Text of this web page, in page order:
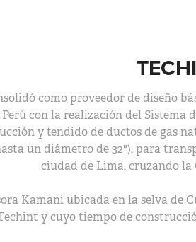
como proveedor de diseño
con la realización del Sistema
y tendido de ductos de gas
un diámetro de 32"), para
ciudad de Lima, cruzando la
Kamani ubicada en la selva de
y cuyo tiempo de